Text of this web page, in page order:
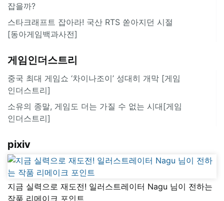
잡을까?
스타크래프트 잡아라! 국산 RTS 쏟아지던 시절
[동아게임백과사전]
게임인더스트리
중국 최대 게임쇼 ‘차이나조이’ 성대히 개막 [게임
인더스트리]
소유의 종말, 게임도 더는 가질 수 없는 시대[게임
인더스트리]
pixiv
지금 실력으로 재도전! 일러스트레이터 Nagu 님이 전하는
작품 리메이크 포인트